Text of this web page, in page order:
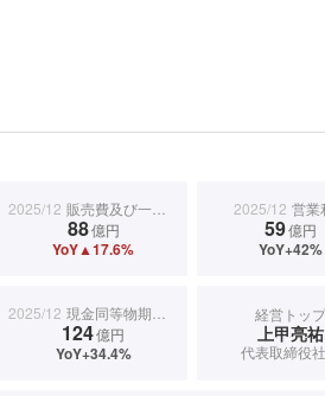
2025/12 販売費及び一般管理費
88億円
YoY▲17.6%
2025/12 営業
59億円
YoY+42%
2025/12 現金同等物期末残高
124億円
YoY+34.4%
経営トップ
上甲亮祐
代表取締役